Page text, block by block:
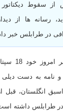
از سقوط
رسانه ها از
در طرابلس خبر
و نامه به دست
انگلستان، قبل
در طرابلس داشته